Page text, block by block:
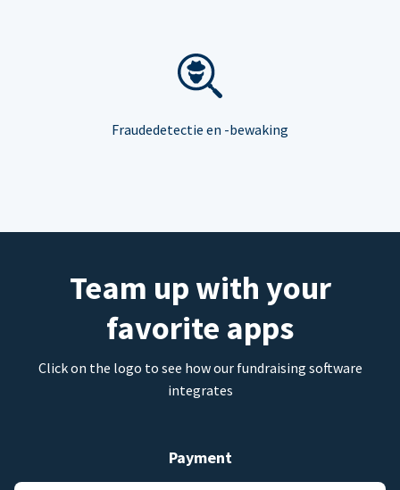
Fraudedetectie en -bewaking
Team up with your
favorite apps
Click on the logo to see how our fundraising software
integrates
Payment